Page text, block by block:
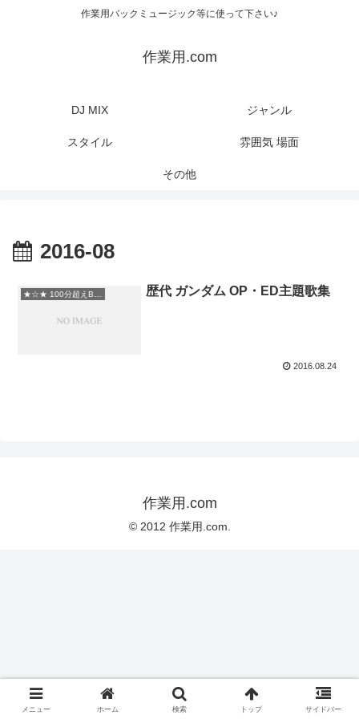
作業用バックミュージック等に使って下さい♪
作業用.com
DJ MIX ジャンル
スタイル 雰囲気 場面
その他
2016-08
歴代 ガンダム OP・ED主題歌集
2016.08.24
作業用.com
© 2012 作業用.com.
メニュー ホーム 検索 トップ サイドバー